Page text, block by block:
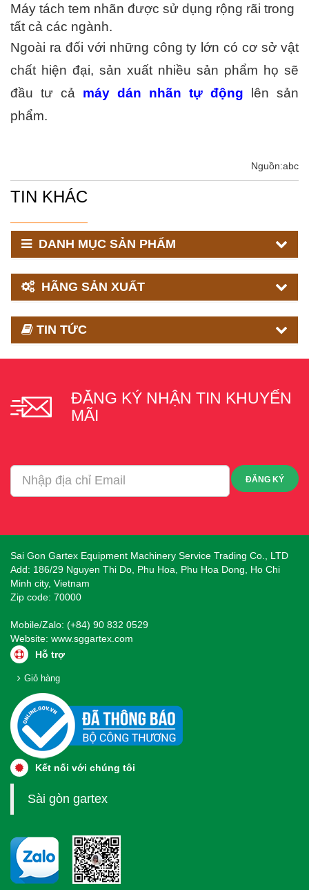
Máy tách tem nhãn được sử dụng rộng rãi trong
tất cả các ngành.
Ngoài ra đối với những công ty lớn có cơ sở vật
chất hiện đại, sản xuất nhiều sản phẩm họ sẽ
đầu tư cả máy dán nhãn tự động
lên sản
phẩm.
Nguồn:abc
TIN KHÁC
DANH MỤC SẢN PHẨM
HÃNG SẢN XUẤT
TIN TỨC
ĐĂNG KÝ NHẬN TIN KHUYẾN
MÃI
ĐĂNG KÝ
Sai Gon Gartex Equipment Machinery Service Trading Co., LTD
Add: 186/29 Nguyen Thi Do, Phu Hoa, Phu Hoa Dong, Ho Chi
Minh city, Vietnam
Zip code: 70000
Mobile/Zalo: (+84) 90 832 0529
Website: www.sggartex.com
Hỗ trợ
Giỏ hàng
Kết nối với chúng tôi
Sài gòn gartex